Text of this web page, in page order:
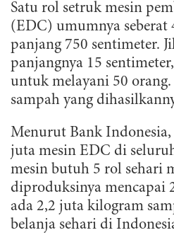
Satu rol setruk mesin
(EDC) umumnya seberat
panjang 750 sentimeter.
panjangnya 15
untuk melayani 50
sampah yang
Menurut Bank Indonesia,
juta mesin EDC di
mesin butuh 5 rol sehari
diproduksinya mencapai
ada 2,2 juta kilogram
belanja sehari di